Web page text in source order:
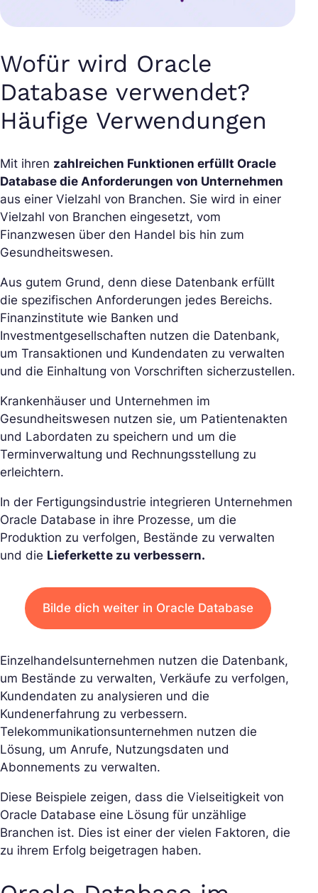
Wofür wird Oracle
Database verwendet?
Häufige Verwendungen
Mit ihren zahlreichen Funktionen erfüllt Oracle
Database die Anforderungen von Unternehmen
aus einer Vielzahl von Branchen. Sie wird in einer
Vielzahl von Branchen eingesetzt, vom
Finanzwesen über den Handel bis hin zum
Gesundheitswesen.
Aus gutem Grund, denn diese Datenbank erfüllt
die spezifischen Anforderungen jedes Bereichs.
Finanzinstitute wie Banken und
Investmentgesellschaften nutzen die Datenbank,
um Transaktionen und Kundendaten zu verwalten
und die Einhaltung von Vorschriften sicherzustellen.
Krankenhäuser und Unternehmen im
Gesundheitswesen nutzen sie, um Patientenakten
und Labordaten zu speichern und um die
Terminverwaltung und Rechnungsstellung zu
erleichtern.
In der Fertigungsindustrie integrieren Unternehmen
Oracle Database in ihre Prozesse, um die
Produktion zu verfolgen, Bestände zu verwalten
und die Lieferkette zu verbessern.
Bilde dich weiter in Oracle Database
Einzelhandelsunternehmen nutzen die Datenbank,
um Bestände zu verwalten, Verkäufe zu verfolgen,
Kundendaten zu analysieren und die
Kundenerfahrung zu verbessern.
Telekommunikationsunternehmen nutzen die
Lösung, um Anrufe, Nutzungsdaten und
Abonnements zu verwalten.
Diese Beispiele zeigen, dass die Vielseitigkeit von
Oracle Database eine Lösung für unzählige
Branchen ist. Dies ist einer der vielen Faktoren, die
zu ihrem Erfolg beigetragen haben.